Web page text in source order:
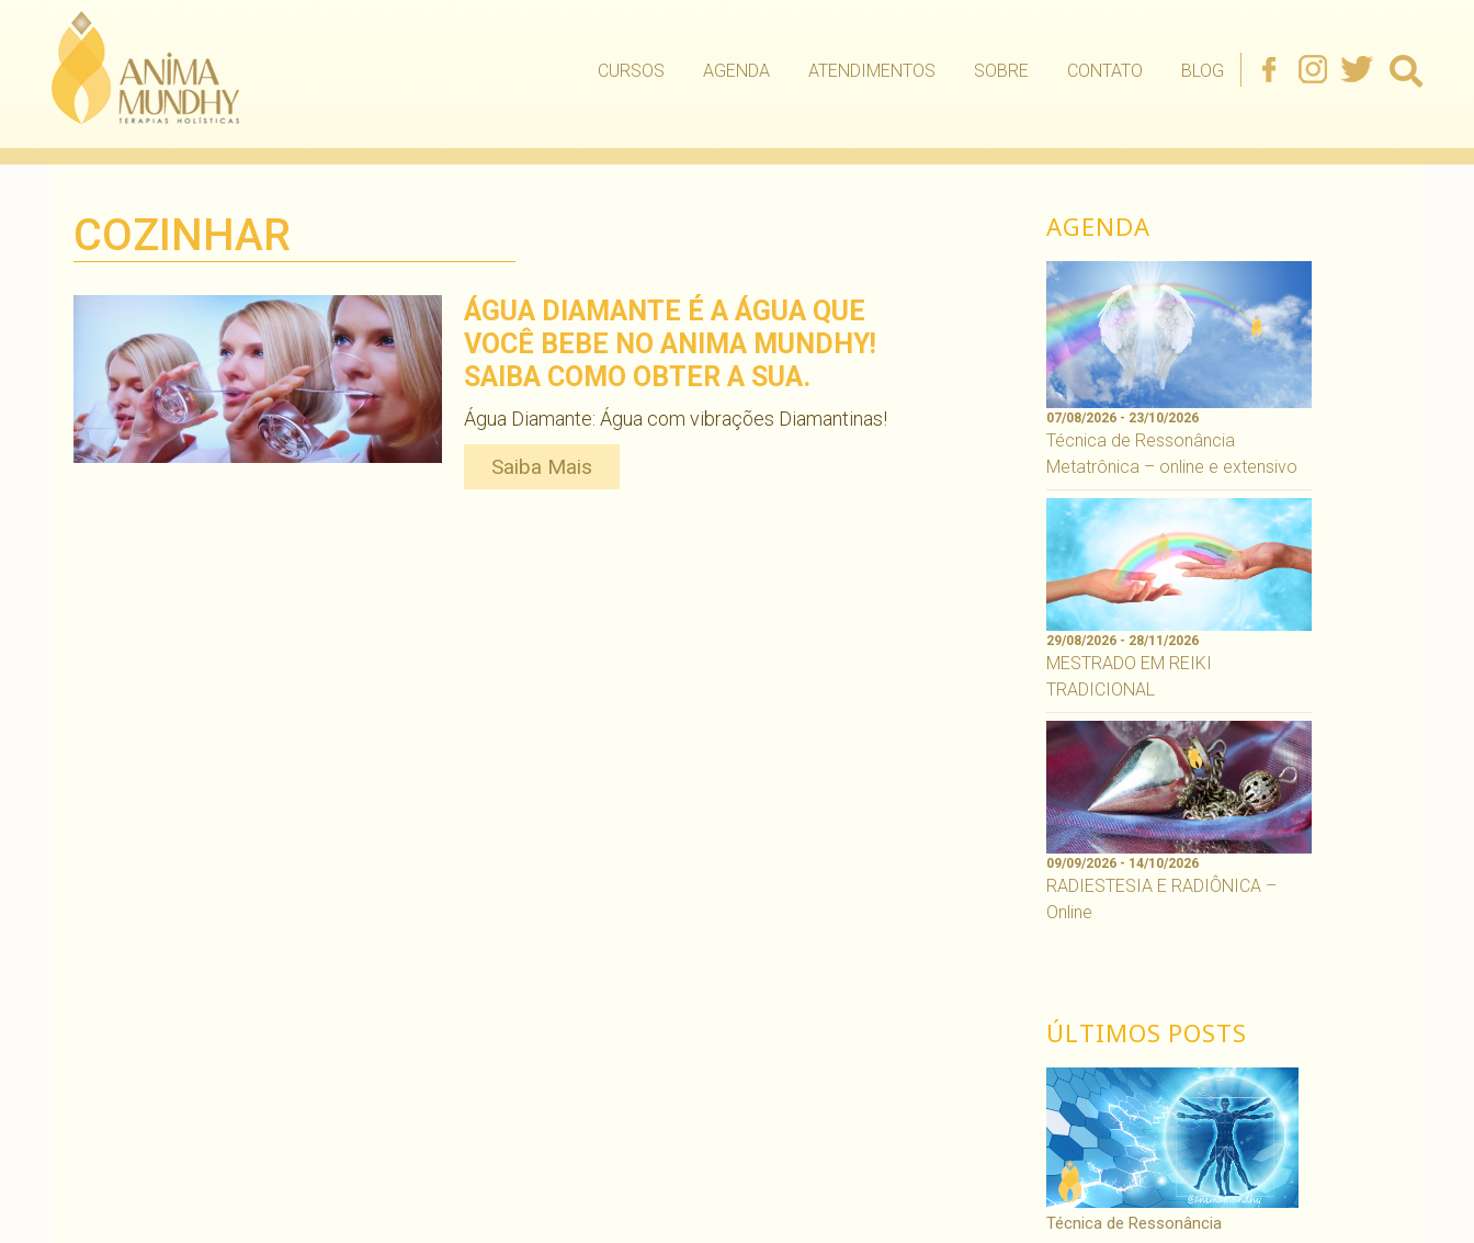
CURSOS AGENDA ATENDIMENTOS SOBRE CONTATO BLOG
COZINHAR
ÁGUA DIAMANTE É A ÁGUA QUE
VOCÊ BEBE NO ANIMA MUNDHY!
SAIBA COMO OBTER A SUA.
Água Diamante: Água com vibrações Diamantinas!
Saiba Mais
AGENDA
07/08/2026 - 23/10/2026
Técnica de Ressonância
Metatrônica – online e extensivo
29/08/2026 - 28/11/2026
MESTRADO EM REIKI
TRADICIONAL
09/09/2026 - 14/10/2026
RADIESTESIA E RADIÔNICA –
Online
ÚLTIMOS POSTS
Técnica de Ressonância